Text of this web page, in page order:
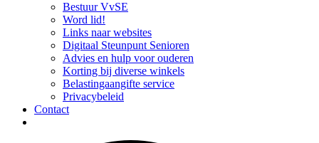
Bestuur VvSE
Word lid!
Links naar websites
Digitaal Steunpunt Senioren
Advies en hulp voor ouderen
Korting bij diverse winkels
Belastingaangifte service
Privacybeleid
Contact